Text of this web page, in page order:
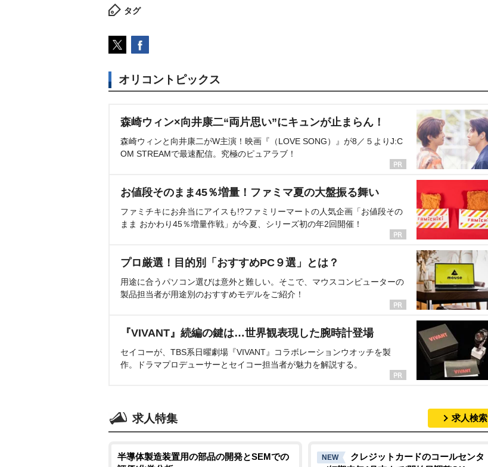
タグ
オリコントピックス
森崎ウィン×向井康二“両片思い”にキュンが止まらん！
森崎ウィンと向井康二がW主演！映画『（LOVE SONG）』が8／５よりJ:C
OM STREAMで最速配信。究極のピュアラブ！
お値段そのまま45％増量！ファミマ夏の大盤振る舞い
ファミチキにお弁当にアイスも!?ファミリーマートの人気企画「お値段その
まま おかわり45％増量作戦」が今夏、シリーズ初の年2回開催！
プロ厳選！目的別「おすすめPC９選」とは？
用途に合うパソコン選びは意外と難しい。そこで、マウスコンピューターの
製品担当者が用途別のおすすめモデルをご紹介！
『VIVANT』続編の鍵は…世界観表現した腕時計登場
セイコーが、TBS系日曜劇場『VIVANT』コラボレーションウオッチを製
作。ドラマプロデューサーとセイコー担当者が魅力を解説する。
求人特集 求人検索
半導体製造装置用の部品の開発とSEMでの
NEW
クレジットカードのコールセンタ